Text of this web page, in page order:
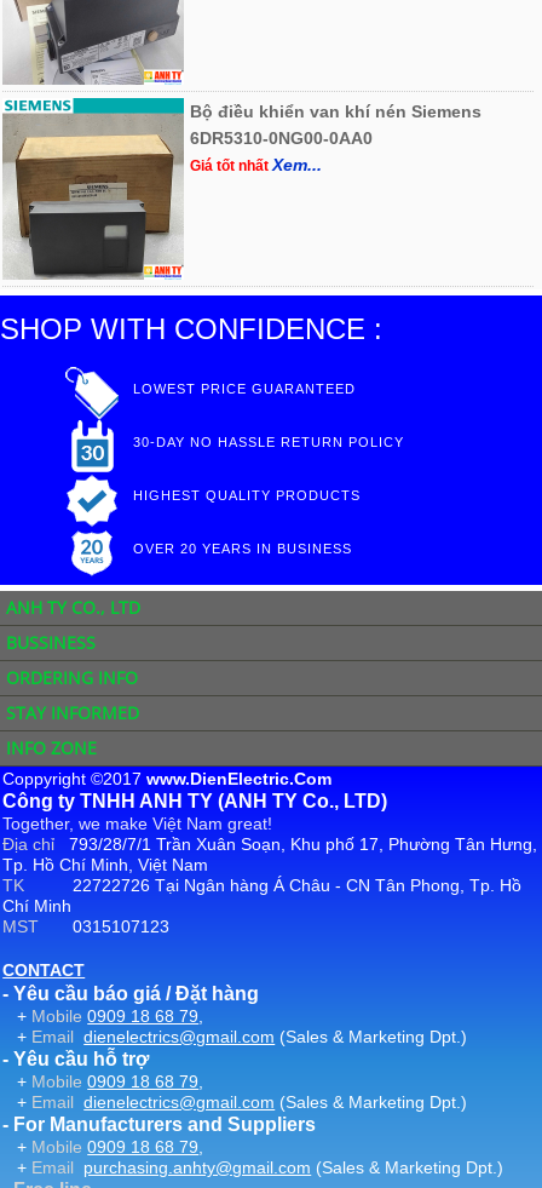
Bộ điều khiển van khí nén Siemens
6DR5310-0NG00-0AA0
Giá tốt nhấtXem...
SHOP WITH CONFIDENCE :
LOWEST PRICE GUARANTEED
30-DAY NO HASSLE RETURN POLICY
HIGHEST QUALITY PRODUCTS
OVER 20 YEARS IN BUSINESS
ANH TY CO., LTD
BUSSINESS
ORDERING INFO
STAY INFORMED
INFO ZONE
Coppyright ©2017www.DienElectric.Com
Công ty TNHH ANH TY (ANH TY Co., LTD)
Together, we make Việt Nam great!
Địa chỉ793/28/7/1 Trần Xuân Soạn, Khu phố 17, Phường Tân Hưng,
Tp. Hồ Chí Minh, Việt Nam
TK22722726 Tại Ngân hàng Á Châu - CN Tân Phong, Tp. Hồ
Chí Minh
MST0315107123
CONTACT
- Yêu cầu báo giá / Đặt hàng
+ Mobile 0909 18 68 79,
+ Email dienelectrics@gmail.com (Sales & Marketing Dpt.)
- Yêu cầu hỗ trợ
+ Mobile 0909 18 68 79,
+ Email dienelectrics@gmail.com (Sales & Marketing Dpt.)
- For Manufacturers and Suppliers
+ Mobile 0909 18 68 79,
+ Email purchasing.anhty@gmail.com (Sales & Marketing Dpt.)